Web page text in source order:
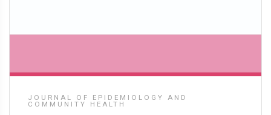
JOURNAL OF EPIDEMIOLOGY AND
COMMUNITY HEALTH